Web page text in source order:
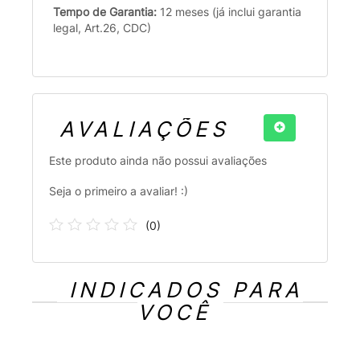
Tempo de Garantia: 12 meses (já inclui garantia
legal, Art.26, CDC)
AVALIAÇÕES
Este produto ainda não possui avaliações
Seja o primeiro a avaliar! :)
(0)
INDICADOS PARA
VOCÊ